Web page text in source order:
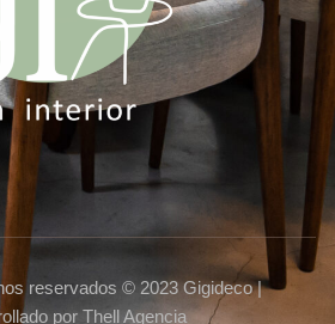
reservados © 2023 Gigideco |
por Thell Agencia